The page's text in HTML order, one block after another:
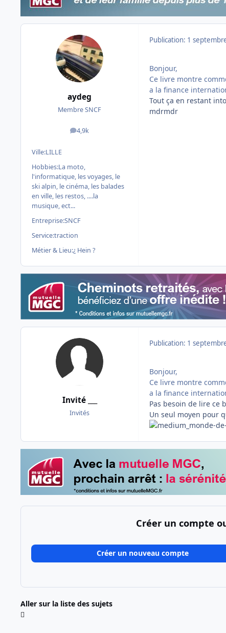
aydeg
Membre SNCF
4,9k
messages
Ville:LILLE
Hobbies:La moto,
l'informatique, les voyages, le
ski alpin, le cinéma, les balades
en ville, les restos, ....la
musique, ect...
Entreprise:SNCF
Service:traction
Métier & Lieu:¿ Hein ?
Publication: 1
Bonjour,
Ce livre montre
a la finance
Tout ça en restant
mdrmdr
Invité ___
Invités
Publication: 1
Bonjour,
Ce livre montre
a la finance
Pas besoin de lire ce
Un seul moyen pour
Créer un compte
Créer un nouveau compte
Aller sur la liste des sujets